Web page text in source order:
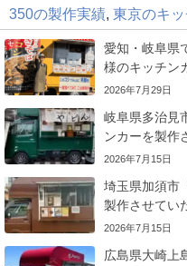
350の製作実績 東京のキ
愛知・岐阜県
様のキッチン
2026年7月29日
岐阜県多治見
ンカーを製作
2026年7月15日
埼玉県加須市
製作させてい
2026年7月15日
広島県大崎上